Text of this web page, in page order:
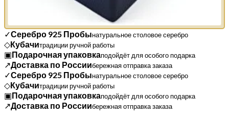
✓Серебро 925 Пробынатуральное столовое серебро
◇Кубачитрадиции ручной работы
▣Подарочная упаковкаподойдёт для особого подарка
↗Доставка по Россиибережная отправка заказа
✓Серебро 925 Пробынатуральное столовое серебро
◇Кубачитрадиции ручной работы
▣Подарочная упаковкаподойдёт для особого подарка
↗Доставка по Россиибережная отправка заказа